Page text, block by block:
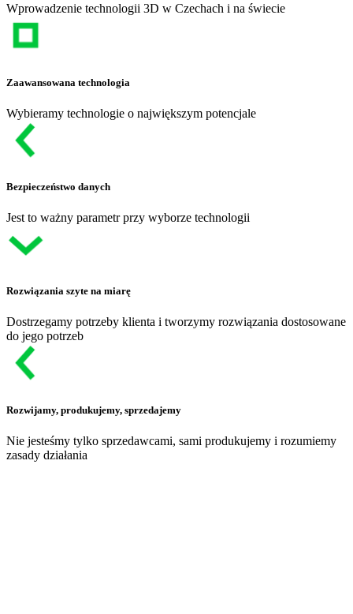
Wprowadzenie technologii 3D w Czechach i na świecie
Zaawansowana technologia
Wybieramy technologie o największym potencjale
Bezpieczeństwo danych
Jest to ważny parametr przy wyborze technologii
Rozwiązania szyte na miarę
Dostrzegamy potrzeby klienta i tworzymy rozwiązania dostosowane
do jego potrzeb
Rozwijamy, produkujemy, sprzedajemy
Nie jesteśmy tylko sprzedawcami, sami produkujemy i rozumiemy
zasady działania